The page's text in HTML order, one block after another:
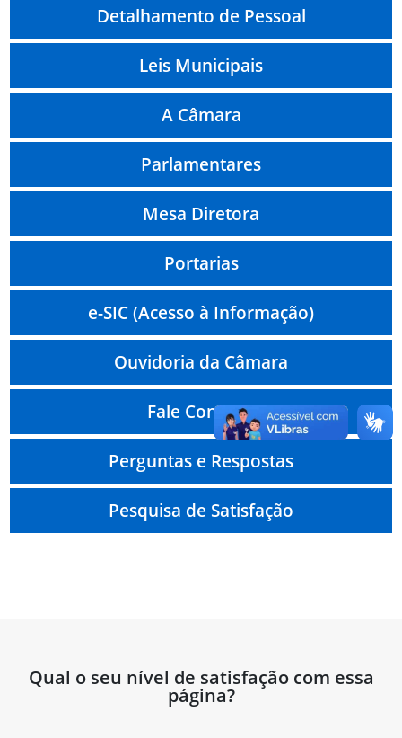
Detalhamento de Pessoal
Leis Municipais
A Câmara
Parlamentares
Mesa Diretora
Portarias
e-SIC (Acesso à Informação)
Ouvidoria da Câmara
Fale Conosco
Perguntas e Respostas
Pesquisa de Satisfação
Qual o seu nível de satisfação com essa
página?